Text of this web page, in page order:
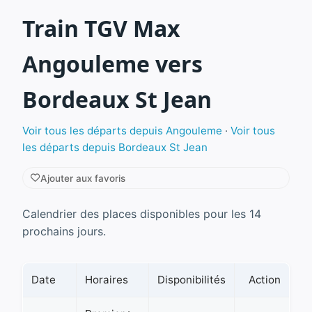
Train TGV Max
Angouleme vers
Bordeaux St Jean
Voir tous les départs depuis Angouleme · Voir tous
les départs depuis Bordeaux St Jean
Ajouter aux favoris
Calendrier des places disponibles pour les 14
prochains jours.
Date Horaires Disponibilités Action